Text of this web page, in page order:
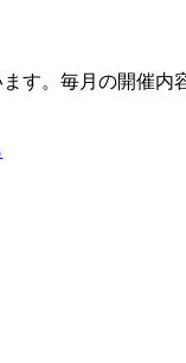
す。毎月の開催内